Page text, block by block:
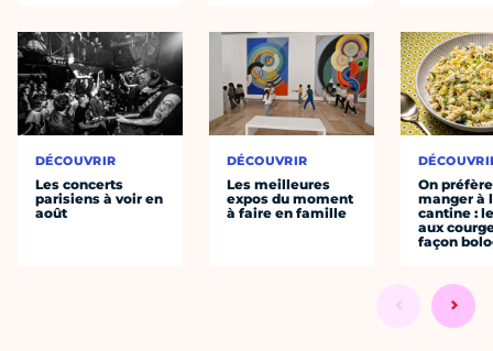
DÉCOUVRIR
Les concerts
parisiens à voir en
août
DÉCOUVRIR
Les meilleures
expos du moment
à faire en famille
On préfère
manger à
cantine :
aux
façon